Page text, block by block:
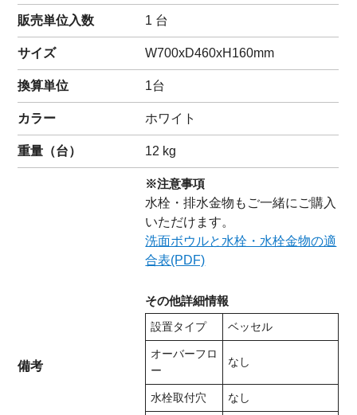
販売単位入数 1 台
サイズ W700xD460xH160mm
換算単位 1台
カラー ホワイト
重量（台） 12 kg
備考
※注意事項
水栓・排水金物もご一緒にご購入
いただけます。
洗面ボウルと水栓・水栓金物の適
合表(PDF)
その他詳細情報
設置タイプ ベッセル
オーバーフロ
ー
なし
水栓取付穴 なし